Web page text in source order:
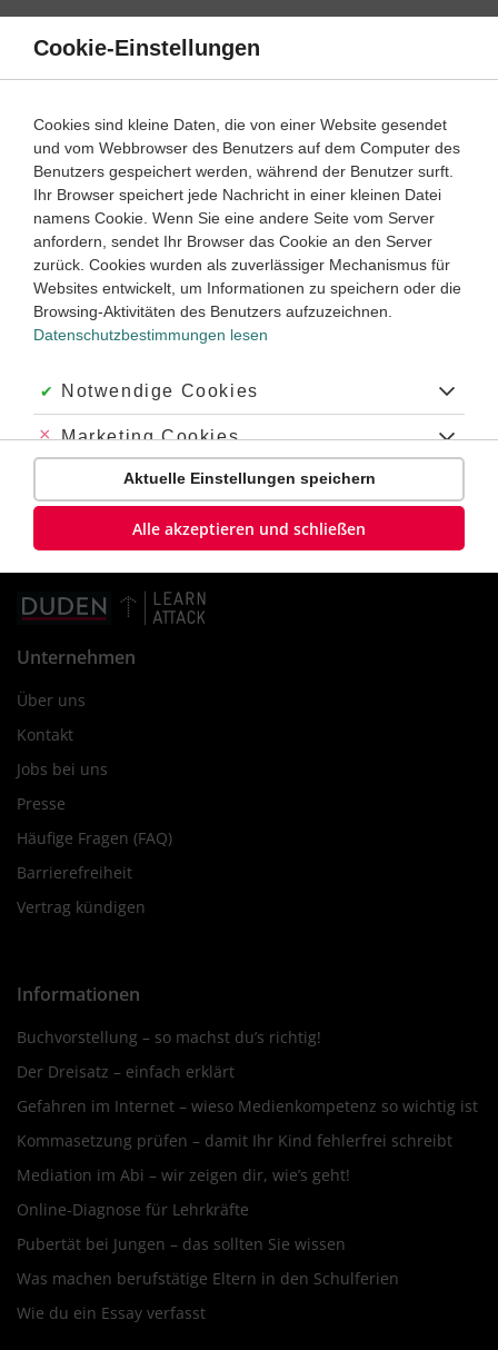
Direkt
Inhalt
Klassenarbeiten und Abiturprüfungen
Chemie
Chemische Reaktionen
Strukturchemie
Methoden der Chemie
Experimentalchemie
Theoretische Chemie
Unternehmen
Über uns
Kontakt
Jobs bei uns
Presse
Häufige Fragen (FAQ)
Barrierefreiheit
Vertrag kündigen
Informationen
Buchvorstellung – so machst du’s richtig!
Der Dreisatz – einfach erklärt
Gefahren im Internet – wieso Medienkompetenz so wichtig ist
Kommasetzung prüfen – damit Ihr Kind fehlerfrei schreibt
Mediation im Abi – wir zeigen dir, wie’s geht!
Online-Diagnose für Lehrkräfte
Pubertät bei Jungen – das sollten Sie wissen
Was machen berufstätige Eltern in den Schulferien
Wie du ein Essay verfasst
Cookie-Einstellungen
Cookies sind kleine Daten, die von einer Website gesendet
und vom Webbrowser des Benutzers auf dem Computer des
Benutzers gespeichert werden, während der Benutzer surft.
Ihr Browser speichert jede Nachricht in einer kleinen Datei
namens Cookie. Wenn Sie eine andere Seite vom Server
anfordern, sendet Ihr Browser das Cookie an den Server
zurück. Cookies wurden als zuverlässiger Mechanismus für
Websites entwickelt, um Informationen zu speichern oder die
Browsing-Aktivitäten des Benutzers aufzuzeichnen.
Datenschutzbestimmungen lesen
Akzeptiert:
Notwendige Cookies
Abgelehnt:
Marketing Cookies
Abgelehnt:
Personalisierungs-Cookies
Aktuelle Einstellungen speichern
Alle akzeptieren und schließen